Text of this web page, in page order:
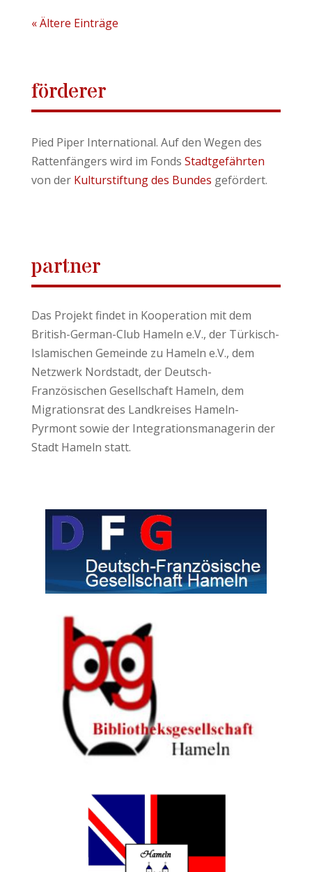
« Ältere Einträge
förderer
Pied Piper International. Auf den Wegen des
Rattenfängers wird im Fonds Stadtgefährten
von der Kulturstiftung des Bundes gefördert.
partner
Das Projekt findet in Kooperation mit dem
British-German-Club Hameln e.V., der Türkisch-
Islamischen Gemeinde zu Hameln e.V., dem
Netzwerk Nordstadt, der Deutsch-
Französischen Gesellschaft Hameln, dem
Migrationsrat des Landkreises Hameln-
Pyrmont sowie der Integrationsmanagerin der
Stadt Hameln statt.